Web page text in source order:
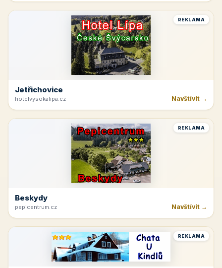
REKLAMA
Jetřichovice
hotelvysokalipa.cz Navštívit →
REKLAMA
Beskydy
pepicentrum.cz Navštívit →
REKLAMA